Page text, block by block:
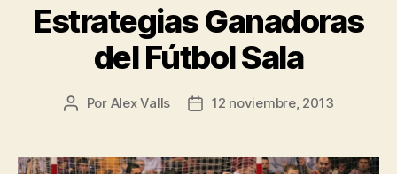
Estrategias Ganadoras
del Fútbol Sala
Autor
entrada
Por Alex Valls
Fecha
entrada
12 noviembre, 2013